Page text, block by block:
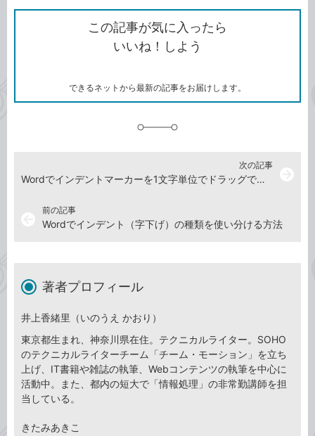
で
シ
ェ
ア
シ
ェ
ア
な
ブ
ッ
ク
ク
ク
を
コ
この記事が気に入ったら
いいね！しよう
できるネットから最新の記事をお届けします。
前の記事
Wordでインデント（字下げ）の種類を使い分ける方法
次の記事
Wordでインデントマーカーを1文字単位でドラッグできるようにする方法
著者プロフィール
井上香緒里（いのうえ かおり）
東京都生まれ、神奈川県在住。テクニカルライター。SOHO
のテクニカルライターチーム「チーム・モーション」を立ち
上げ、IT書籍や雑誌の執筆、Webコンテンツの執筆を中心に
活動中。また、都内の短大で「情報処理」の非常勤講師を担
当している。
きたみあきこ